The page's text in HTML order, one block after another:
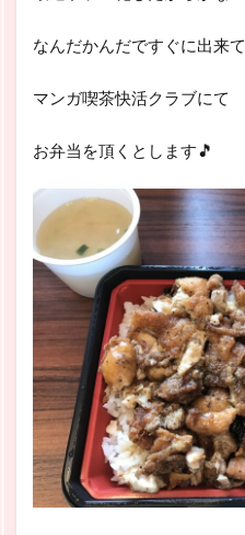
なんだかんだですぐに出来て
マンガ喫茶快活クラブにて
お弁当を頂くとします🎵